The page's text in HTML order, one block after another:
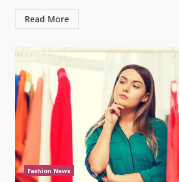
Read More
Fashion News